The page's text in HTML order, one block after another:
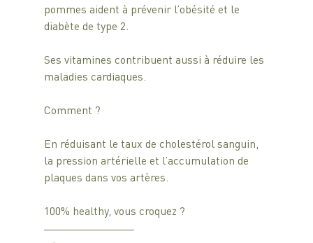
pommes aident à prévenir l’obésité et le
diabète de type 2.
Ses vitamines contribuent aussi à réduire les
maladies cardiaques.
Comment ?
En réduisant le taux de cholestérol sanguin,
la pression artérielle et l’accumulation de
plaques dans vos artères.
100% healthy, vous croquez ?